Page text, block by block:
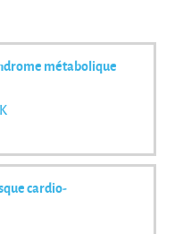
des cours
métabolique
cardio-